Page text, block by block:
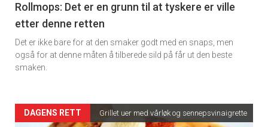
11
Dagens
rett
Rollmops: Det er en grunn til at tyskere er ville
etter denne retten
Det er ikke bare for at den smaker godt med en snaps, men
også for at denne måten å tilberede sild på får ut den beste
smaken.
Artikler
DAGENS RETT Grillet uer med vårløk og sennepsvinaigrette